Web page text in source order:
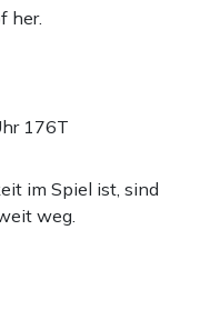
her.
176T
im Spiel ist, sind
weg.